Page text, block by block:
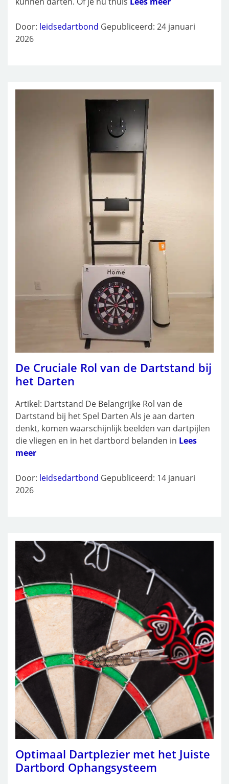
Door: leidsedartbond Gepubliceerd: 24 januari
2026
De Cruciale Rol van de Dartstand bij
het Darten
Artikel: Dartstand De Belangrijke Rol van de
Dartstand bij het Spel Darten Als je aan darten
denkt, komen waarschijnlijk beelden van dartpijlen
die vliegen en in het dartbord belanden in Lees
meer
Door: leidsedartbond Gepubliceerd: 14 januari
2026
Optimaal Dartplezier met het Juiste
Dartbord Ophangsysteem